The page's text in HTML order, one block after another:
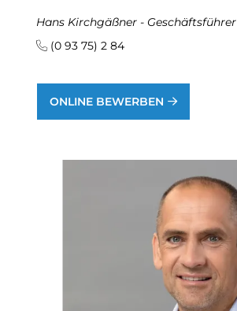
Hans Kirchgäßner - Geschäftsführer
(0 93 75) 2 84
ONLINE BEWERBEN